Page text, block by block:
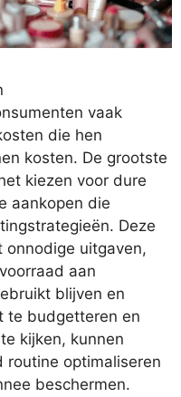
vaak
die hen
kosten. De grootste
kiezen voor dure
aankopen die
Deze
onnodige uitgaven,
aan
blijven en
te budgetteren en
kijken, kunnen
routine optimaliseren
beschermen.